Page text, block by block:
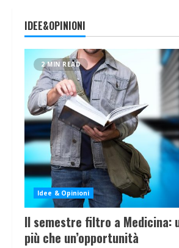
IDEE&OPINIONI
2 MIN READ
Idee & Opinioni
Il semestre filtro a Medicina:
più che un’opportunità